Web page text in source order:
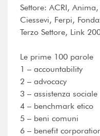
Settore: ACRI,
Ciessevi, Ferpi,
Terzo Settore, Link
Le prime 100 parole
1 – accountability
2 – advocacy
3 – assistenza sociale
4 – benchmark etico
5 – beni comuni
6 – benefit